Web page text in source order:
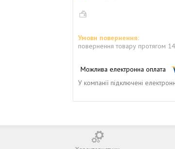
повернення товару протягом
У компанії підключені